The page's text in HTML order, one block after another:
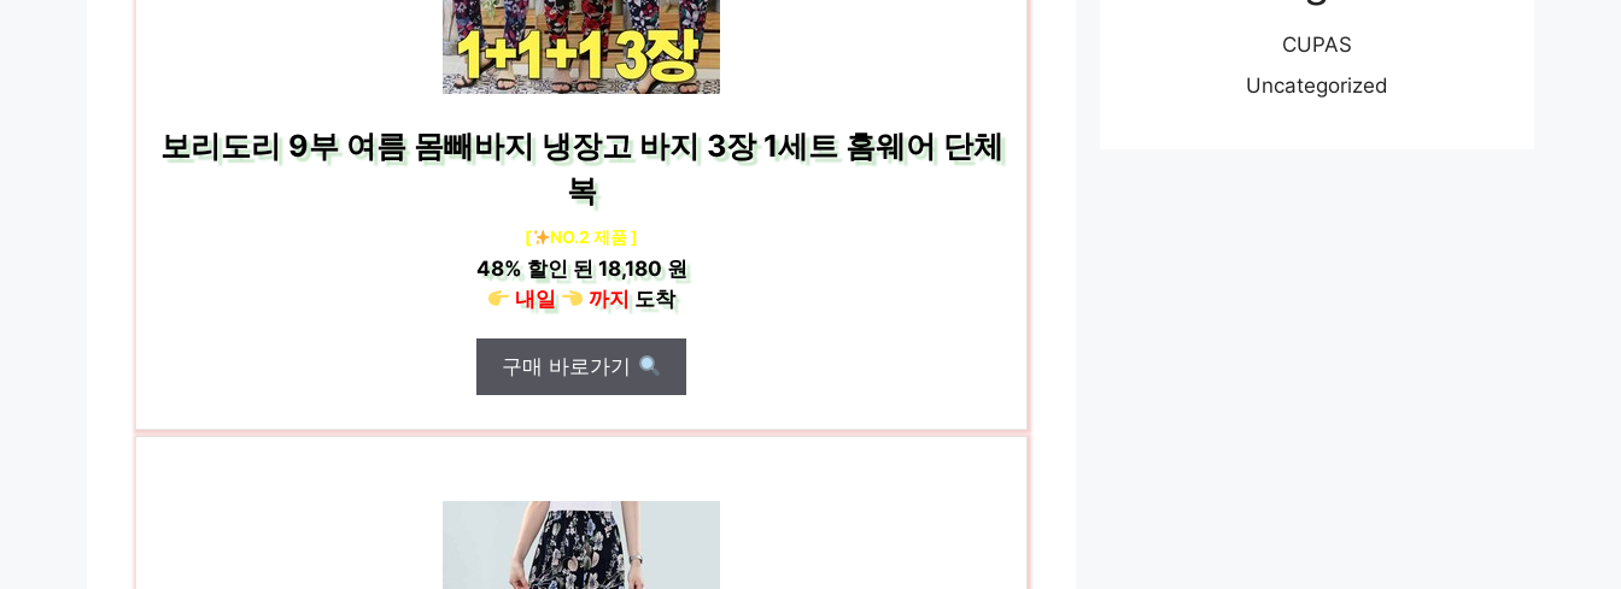
보리도리 9부 여름 몸빼바지 냉장고 바지 3장 1세트 홈웨어 단체
복
[ NO.2 제품 ]
48%할인 된18,180 원
내일
까지도착
구매 바로가기
CUPAS
Uncategorized